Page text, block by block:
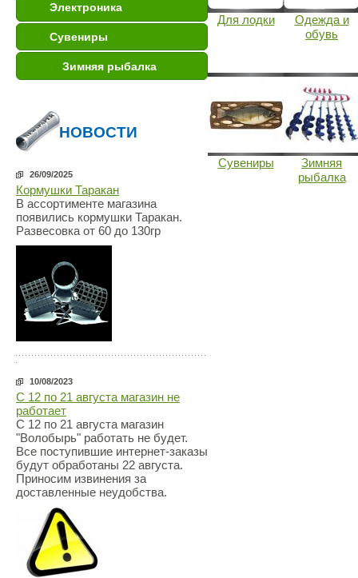
Электроника
Сувениры
Зимняя рыбалка
НОВОСТИ
26/09/2025
Кормушки Таракан
В ассортименте магазина
появились кормушки Таракан.
Развесовка от 60 до 130гр
10/08/2023
С 12 по 21 августа магазин не
работает
С 12 по 21 августа магазин
"Волобырь" работать не будет.
Все поступившие интернет-заказы
будут обработаны 22 августа.
Приносим извинения за
доставленные неудобства.
Для лодки
Одежда и
обувь
Сувениры
Зимняя
рыбалка